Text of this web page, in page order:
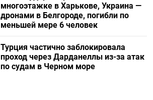
многоэтажке в Харькове, Украина —
дронами в Белгороде, погибли по
меньшей мере 6 человек
Турция частично заблокировала
проход через Дарданеллы из-за атак
по судам в Черном море